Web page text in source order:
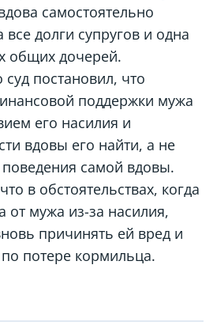
самостоятельно
долги супругов и одна
общих дочерей.
суд постановил, что
поддержки мужа
его насилия и
вдовы его найти, а не
поведения самой вдовы.
в обстоятельствах, когда
от мужа из-за насилия,
причинять ей вред и
потере кормильца.